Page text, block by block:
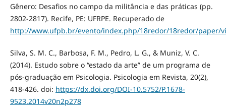
Gênero: Desafios no campo da militância e das práticas (pp.
2802-2817). Recife, PE: UFRPE. Recuperado de
http://www.ufpb.br/evento/index.php/18redor/18redor/paper/
Silva, S. M. C., Barbosa, F. M., Pedro, L. G., & Muniz, V. C.
(2014). Estudo sobre o “estado da arte” de um programa de
pós-graduação em Psicologia. Psicologia em Revista, 20(2),
418-426. doi: https://dx.doi.org/DOI-10.5752/P.1678-
9523.2014v20n2p278